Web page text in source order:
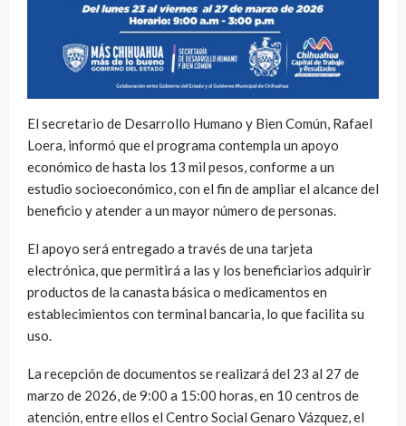
El secretario de Desarrollo Humano y Bien Común, Rafael
Loera, informó que el programa contempla un apoyo
económico de hasta los 13 mil pesos, conforme a un
estudio socioeconómico, con el fin de ampliar el alcance del
beneficio y atender a un mayor número de personas.
El apoyo será entregado a través de una tarjeta
electrónica, que permitirá a las y los beneficiarios adquirir
productos de la canasta básica o medicamentos en
establecimientos con terminal bancaria, lo que facilita su
uso.
La recepción de documentos se realizará del 23 al 27 de
marzo de 2026, de 9:00 a 15:00 horas, en 10 centros de
atención, entre ellos el Centro Social Genaro Vázquez, el